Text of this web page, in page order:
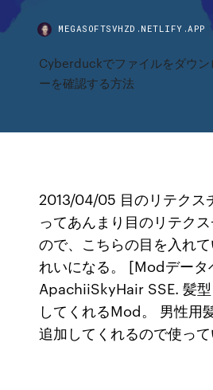
MEGASOFTSVHZD.NETLIFY.APP
Cyberduckでファイルをダウン
ーを確認する方法
2013/04/05 目のリテクス
ってあんまり目のリテク
ので、こちらの目を入れ
れいになる。 [Modデータ
ApachiiSkyHair SSE. 髪
してくれるMod。 男性用
追加してくれるので使って